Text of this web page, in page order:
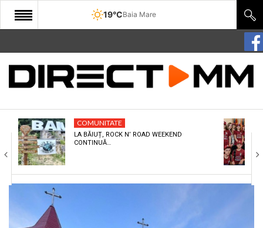
19°CBaia Mare
START
COMUNITATE
CULTURA
ECONOMIE
SANATATE
SPORT
SPECIAL
COMUNITATE
LA BĂIUȚ, ROCK N’ ROAD WEEKEND
CONTINUĂ…